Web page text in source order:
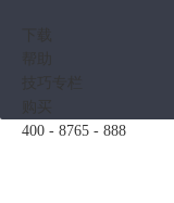
400 - 8765 - 888